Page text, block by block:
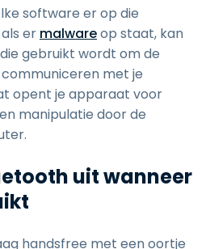
software er op die
er malwareop staat, kan
gebruikt wordt om de
met je
opent je apparaat voor
manipulatie door de
uit wanneer
handsfree met een oortje